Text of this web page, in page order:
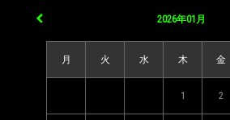
2026年01月
月 火 水 木 金
1 2